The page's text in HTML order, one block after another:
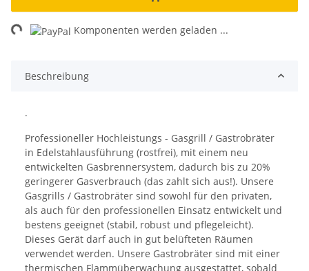
Komponenten werden geladen ...
Beschreibung
.
Professioneller Hochleistungs - Gasgrill / Gastrobräter
in Edelstahlausführung (rostfrei), mit einem neu
entwickelten Gasbrennersystem, dadurch bis zu 20%
geringerer Gasverbrauch (das zahlt sich aus!). Unsere
Gasgrills / Gastrobräter sind sowohl für den privaten,
als auch für den professionellen Einsatz entwickelt und
bestens geeignet (stabil, robust und pflegeleicht).
Dieses Gerät darf auch in gut belüfteten Räumen
verwendet werden. Unsere Gastrobräter sind mit einer
thermischen Flammüberwachung ausgestattet, sobald